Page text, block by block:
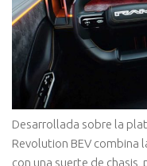
Desarrollada sobre la
Revolution BEV combina
con una suerte de